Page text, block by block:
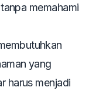
memahami
yang
harus menjadi